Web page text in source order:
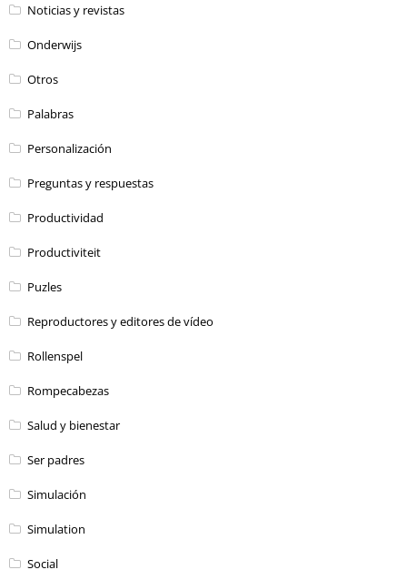
Noticias y revistas
Onderwijs
Otros
Palabras
Personalización
Preguntas y respuestas
Productividad
Productiviteit
Puzles
Reproductores y editores de vídeo
Rollenspel
Rompecabezas
Salud y bienestar
Ser padres
Simulación
Simulation
Social